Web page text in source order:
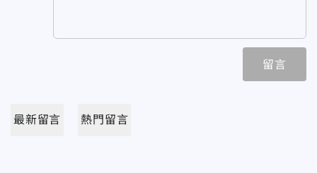
留言
最新留言 熱門留言